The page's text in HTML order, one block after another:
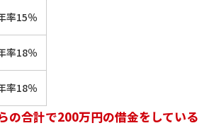
率15％
率18％
率18％
の合計で200万円の借金をしている